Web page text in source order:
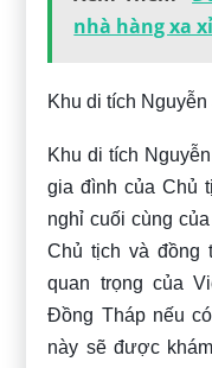
nhà hàng xa
Khu di tích
Khu di tích
gia đình của Chủ
nghỉ cuối cùng
Chủ tịch và đồng
quan trọng của
Đồng Tháp nếu
này sẽ được